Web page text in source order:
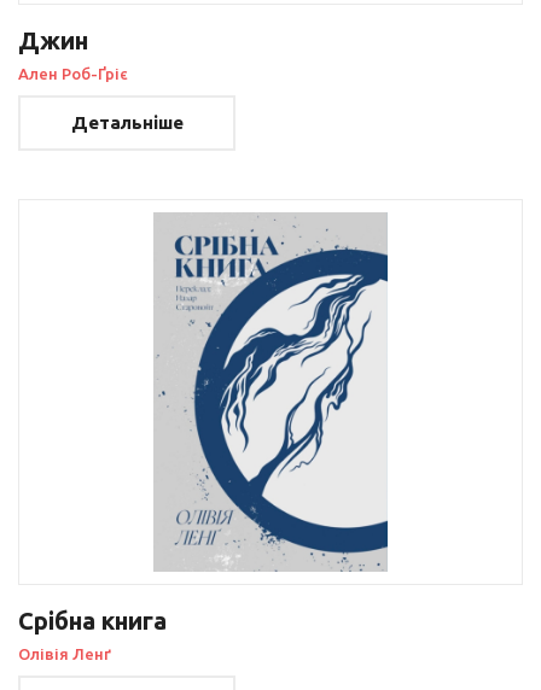
Джин
Ален Роб-Ґріє
Детальніше
Срібна книга
Олівія Ленґ